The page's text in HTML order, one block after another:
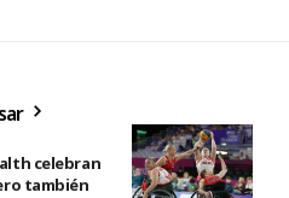
celebran
también